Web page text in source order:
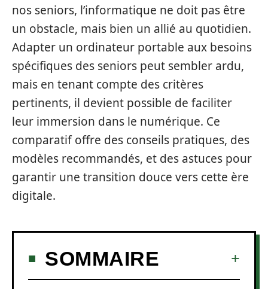
nos seniors, l’informatique ne doit pas être
un obstacle, mais bien un allié au quotidien.
Adapter un ordinateur portable aux besoins
spécifiques des seniors peut sembler ardu,
mais en tenant compte des critères
pertinents, il devient possible de faciliter
leur immersion dans le numérique. Ce
comparatif offre des conseils pratiques, des
modèles recommandés, et des astuces pour
garantir une transition douce vers cette ère
digitale.
SOMMAIRE